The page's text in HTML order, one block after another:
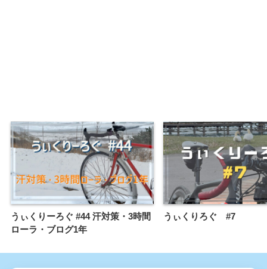
うぃくりーろぐ #44 汗対策・3時間
ローラ・ブログ1年
うぃくりろぐ #7